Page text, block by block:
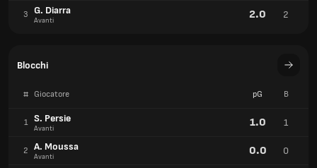
3 G. Diarra
Avanti 2.0 2
Blocchi
# Giocatore pG B
1 S. Persie
Avanti 1.0 1
2 A. Moussa
Avanti 0.0 0